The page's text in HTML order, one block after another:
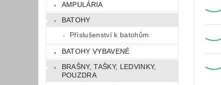
AMPULÁRIA
BATOHY
Příslušenství k batohům
BATOHY VYBAVENÉ
BRAŠNY, TAŠKY, LEDVINKY,
POUZDRA